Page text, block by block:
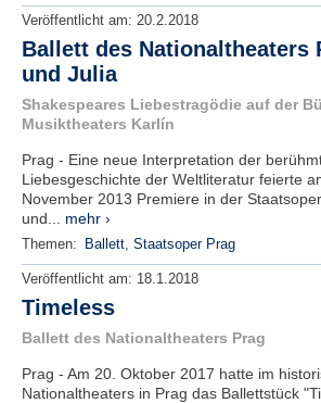
Veröffentlicht am: 20.2.2018
Ballett des Nationaltheaters
und Julia
Shakespeares Liebestragödie auf der
Musiktheaters Karlín
Prag - Eine neue Interpretation der
Liebesgeschichte der Weltliteratur feierte
November 2013 Premiere in der
und... mehr ›
Themen: Ballett, Staatsoper Prag
Veröffentlicht am: 18.1.2018
Timeless
Ballett des Nationaltheaters Prag
Prag - Am 20. Oktober 2017 hatte im
Nationaltheaters in Prag das Ballettstück